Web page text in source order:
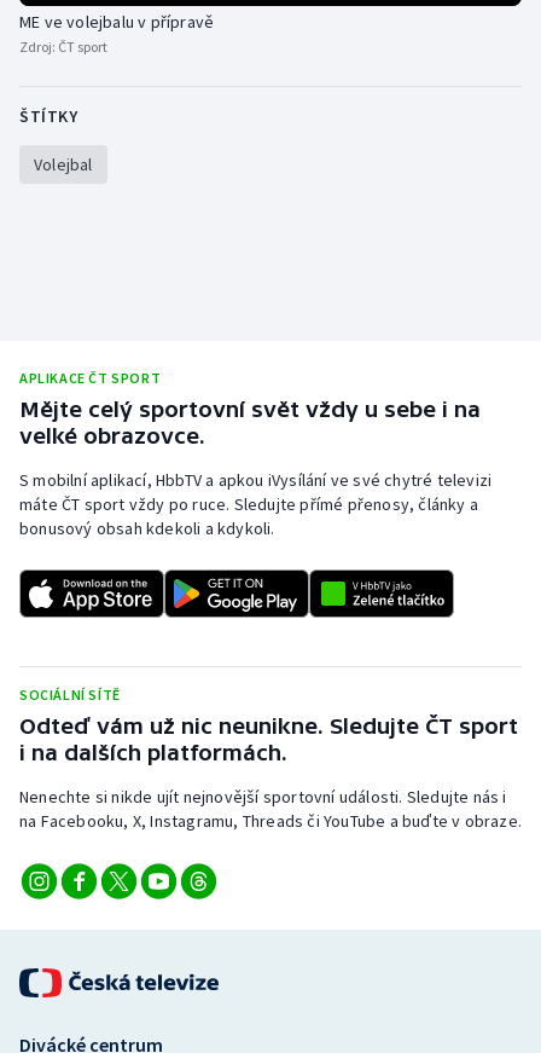
ME ve volejbalu v přípravě
Zdroj: ČT sport
ŠTÍTKY
Volejbal
APLIKACE ČT SPORT
Mějte celý sportovní svět vždy u sebe i na
velké obrazovce.
S mobilní aplikací, HbbTV a apkou iVysílání ve své chytré televizi
máte ČT sport vždy po ruce. Sledujte přímé přenosy, články a
bonusový obsah kdekoli a kdykoli.
SOCIÁLNÍ SÍTĚ
Odteď vám už nic neunikne. Sledujte ČT sport
i na dalších platformách.
Nenechte si nikde ujít nejnovější sportovní události. Sledujte nás i
na Facebooku, X, Instagramu, Threads či YouTube a buďte v obraze.
Divácké centrum